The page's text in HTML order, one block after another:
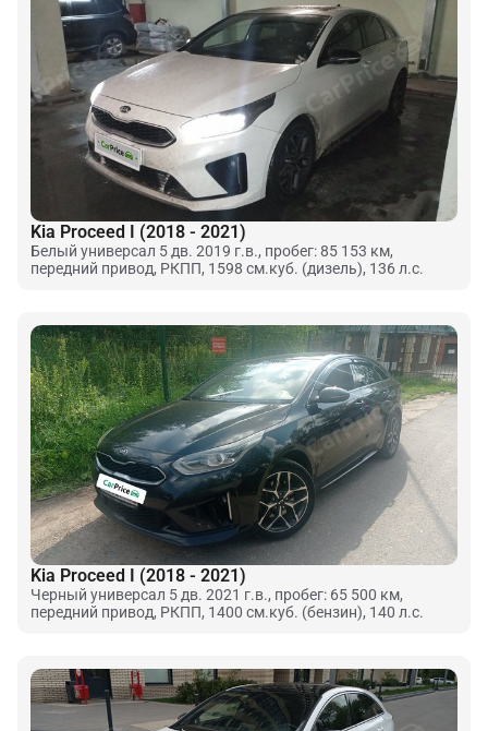
Kia Proceed I (2018 - 2021)
Белый универсал 5 дв. 2019 г.в., пробег: 85 153 км,
передний привод, РКПП, 1598 см.куб. (дизель), 136 л.с.
Kia Proceed I (2018 - 2021)
Черный универсал 5 дв. 2021 г.в., пробег: 65 500 км,
передний привод, РКПП, 1400 см.куб. (бензин), 140 л.с.